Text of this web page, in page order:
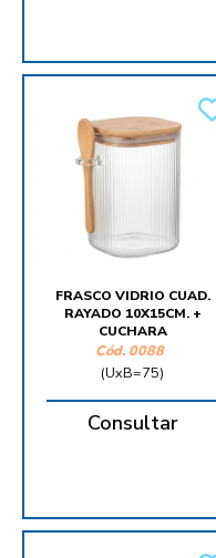
FRASCO VIDRIO CUAD.
RAYADO 10X15CM. +
CUCHARA
Cód. 0088
(UxB=75)
Consultar